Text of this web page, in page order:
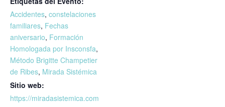
Accidentes, constelaciones
familiares, Fechas
aniversario, Formación
Homologada por Insconsfa,
Método Brigitte Champetier
de Ribes, Mirada Sistémica
Sitio web:
https://miradasistemica.com